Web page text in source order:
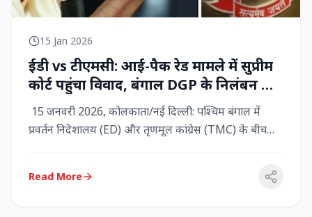
15 Jan 2026
ईडी vs टीएमसी: आई-पैक रेड मामले में सुप्रीम
कोर्ट पहुंचा विवाद, बंगाल DGP के निलंबन की
मांग, कलकत्ता हाईकोर्ट में CBI छापेमारी
15 जनवरी 2026, कोलकाता/नई दिल्ली: पश्चिम बंगाल में
प्रवर्तन निदेशालय (ED) और तृणमूल कांग्रेस (TMC) के बीच
Read More